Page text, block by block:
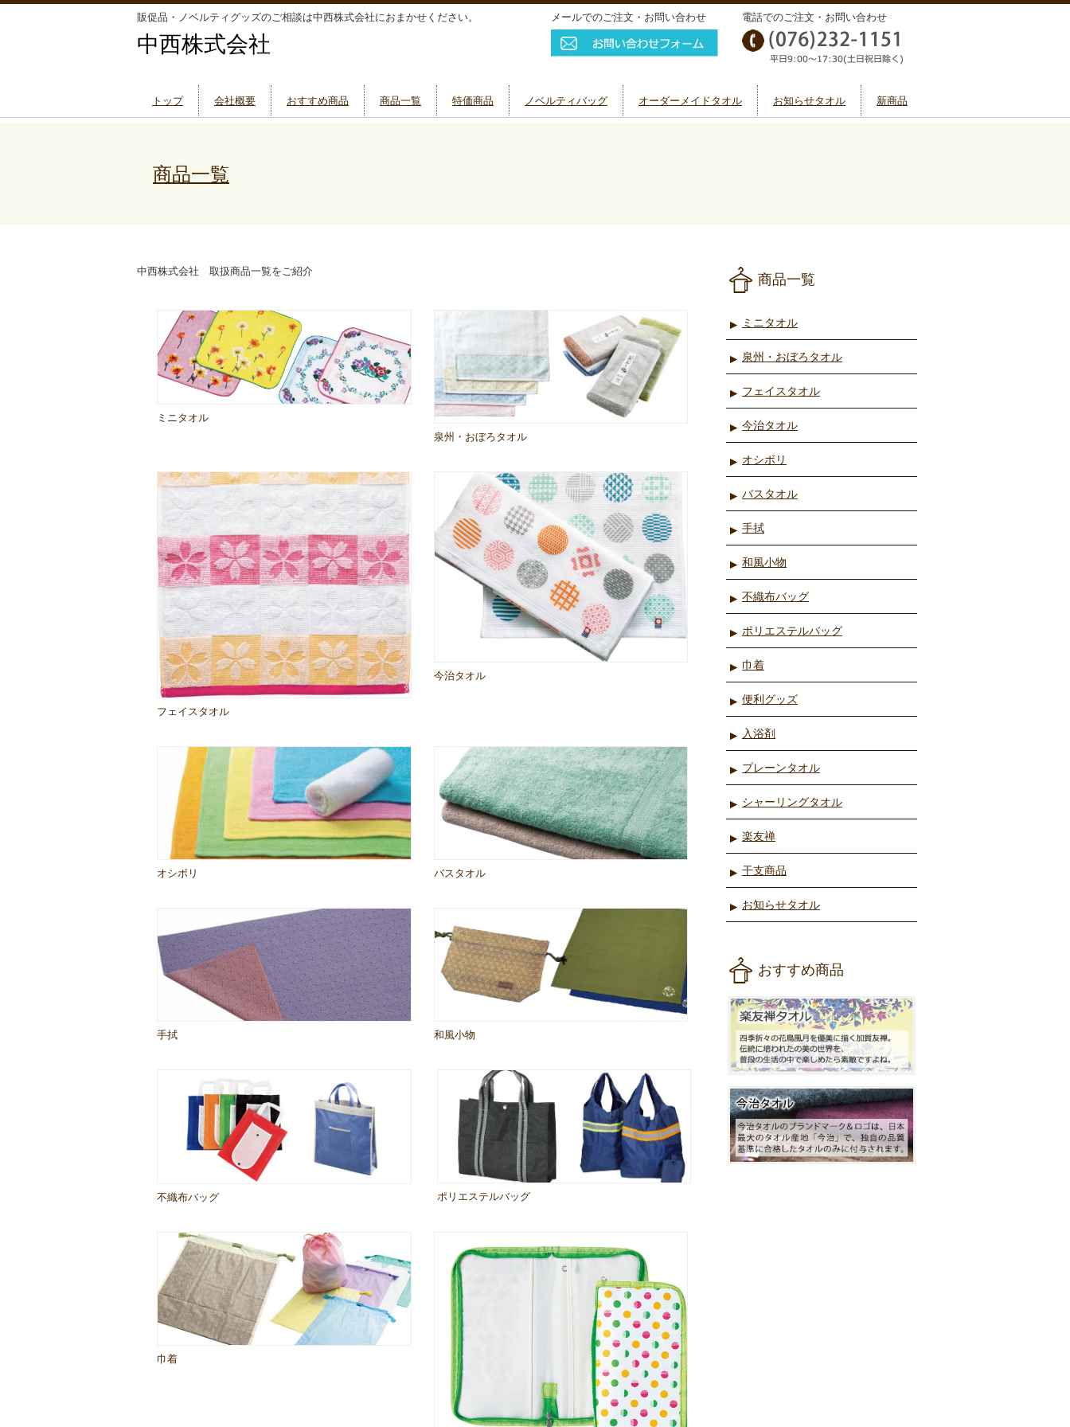
販促品・ノベルティグッズのご相談は中西株式会社におまかせください。
中西株式会社
メールでのご注文・お問い合わせ 電話でのご注文・お問い合わせ
トップ 会社概要 おすすめ商品 商品一覧 特価商品 ノベルティバッグ オーダーメイドタオル お知らせタオル 新商品
商品一覧
中西株式会社 取扱商品一覧をご紹介
ミニタオル
泉州・おぼろタオル
フェイスタオル
今治タオル
オシボリ バスタオル
手拭 和風小物
不織布バッグ ポリエステルバッグ
巾着
商品一覧
ミニタオル
泉州・おぼろタオル
フェイスタオル
今治タオル
オシボリ
バスタオル
手拭
和風小物
不織布バッグ
ポリエステルバッグ
巾着
便利グッズ
入浴剤
プレーンタオル
シャーリングタオル
楽友禅
干支商品
お知らせタオル
おすすめ商品